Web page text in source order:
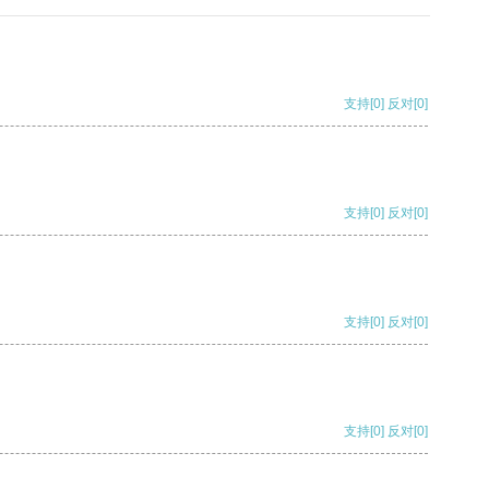
支持[0] 反对[0]
支持[0] 反对[0]
支持[0] 反对[0]
支持[0] 反对[0]